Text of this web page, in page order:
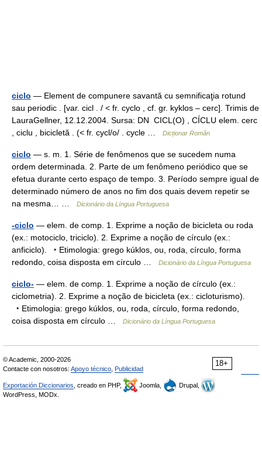
ciclo — Element de compunere savantă cu semnificaţia rotund
sau periodic . [var. cicl . / < fr. cyclo , cf. gr. kyklos – cerc]. Trimis de
LauraGellner, 12.12.2004. Sursa: DN CICL(O) , CÍCLU elem. cerc
, ciclu , bicicletă . (< fr. cycl/o/ . cycle …
Dicționar Român
ciclo — s. m. 1. Série de fenômenos que se sucedem numa
ordem determinada. 2. Parte de um fenômeno periódico que se
efetua durante certo espaço de tempo. 3. Período sempre igual de
determinado número de anos no fim dos quais devem repetir se
na mesma… …
Dicionário da Língua Portuguesa
-ciclo — elem. de comp. 1. Exprime a noção de bicicleta ou roda
(ex.: motociclo, triciclo). 2. Exprime a noção de círculo (ex.:
anficiclo). ‣ Etimologia: grego kúklos, ou, roda, círculo, forma
redondo, coisa disposta em círculo …
Dicionário da Língua Portuguesa
ciclo- — elem. de comp. 1. Exprime a noção de círculo (ex.:
ciclometria). 2. Exprime a noção de bicicleta (ex.: cicloturismo).
‣ Etimologia: grego kúklos, ou, roda, círculo, forma redondo,
coisa disposta em círculo …
Dicionário da Língua Portuguesa
18+
© Academic, 2000-2026
Contacte con nosotros: Apoyo técnico Publicidad
Exportación Diccionarios , creado en PHP, Joomla,
Drupal,
WordPress, MODx.